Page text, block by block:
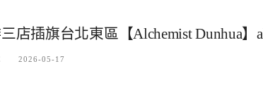
店插旗台北東區【Alchemist Dunhua】
2026-05-17